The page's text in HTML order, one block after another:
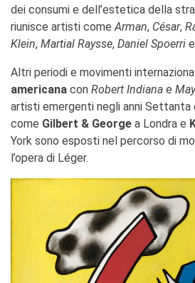
dei consumi e dell’estetica della
riunisce artisti come Arman, César,
Klein, Martial Raysse, Daniel Spoerri e
Altri periodi e movimenti
americana con Robert Indiana e
artisti emergenti negli anni
come Gilbert & George a Londra e
York sono esposti nel percorso di
l’opera di Léger.